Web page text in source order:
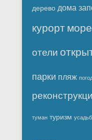
дерево дома
курорт море
отели
парки пляж
туман туризм